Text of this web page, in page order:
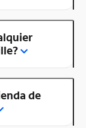
de